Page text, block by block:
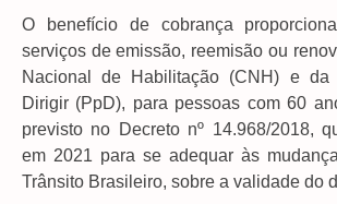
O benefício de cobrança
serviços de emissão, reemisão ou
Nacional de Habilitação (CNH) e da
Dirigir (PpD), para pessoas com 60
previsto no Decreto nº 14.968/2018,
em 2021 para se adequar às
Trânsito Brasileiro, sobre a validade do